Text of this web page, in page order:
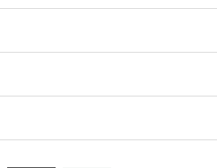
Коаксиальный динамик